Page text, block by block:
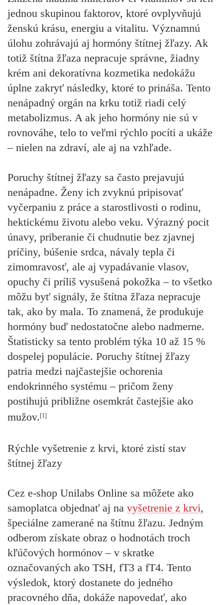
jednou skupinou faktorov, ktoré ovplyvňujú
ženskú krásu, energiu a vitalitu. Významnú
úlohu zohrávajú aj hormóny štítnej žľazy. Ak
totiž štítna žľaza nepracuje správne, žiadny
krém ani dekoratívna kozmetika nedokážu
úplne zakryť následky, ktoré to prináša. Tento
nenápadný orgán na krku totiž riadi celý
metabolizmus. A ak jeho hormóny nie sú v
rovnováhe, telo to veľmi rýchlo pocíti a ukáže
– nielen na zdraví, ale aj na vzhľade.
Poruchy štítnej žľazy sa často prejavujú
nenápadne. Ženy ich zvyknú pripisovať
vyčerpaniu z práce a starostlivosti o rodinu,
hektickému životu alebo veku. Výrazný pocit
únavy, priberanie či chudnutie bez zjavnej
príčiny, búšenie srdca, návaly tepla či
zimomravosť, ale aj vypadávanie vlasov,
opuchy či príliš vysušená pokožka – to všetko
môžu byť signály, že štítna žľaza nepracuje
tak, ako by mala. To znamená, že produkuje
hormóny buď nedostatočne alebo nadmerne.
Štatisticky sa tento problém týka 10 až 15 %
dospelej populácie. Poruchy štítnej žľazy
patria medzi najčastejšie ochorenia
endokrinného systému – pričom ženy
postihujú približne osemkrát častejšie ako
mužov. [1]
Rýchle vyšetrenie z krvi, ktoré zistí stav
štítnej žľazy
Cez e-shop Unilabs Online sa môžete ako
samoplatca objednať aj na vyšetrenie z krvi,
špeciálne zamerané na štítnu žľazu. Jedným
odberom získate obraz o hodnotách troch
kľúčových hormónov – v skratke
označovaných ako TSH, fT3 a fT4. Tento
výsledok, ktorý dostanete do jedného
pracovného dňa, dokáže napovedať, ako